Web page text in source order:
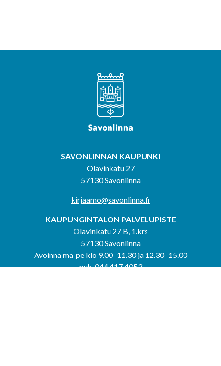
SAVONLINNAN KAUPUNKI
Olavinkatu 27
57130 Savonlinna
kirjaamo@savonlinna.fi
KAUPUNGINTALON PALVELUPISTE
Olavinkatu 27 B, 1.krs
57130 Savonlinna
Avoinna ma-pe klo 9.00–11.30 ja 12.30–15.00
puh. 044 417 4053